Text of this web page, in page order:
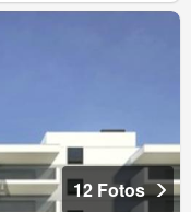
12 Fotos